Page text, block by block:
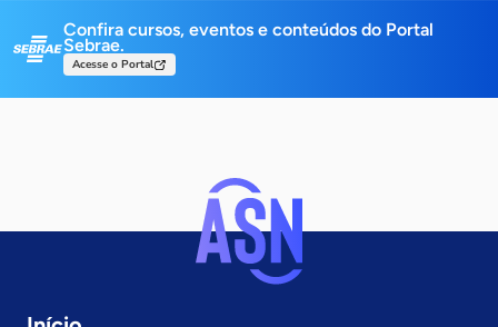
Confira cursos, eventos e conteúdos do Portal
Sebrae.
Acesse o Portal